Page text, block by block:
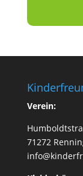
Verein:
71272